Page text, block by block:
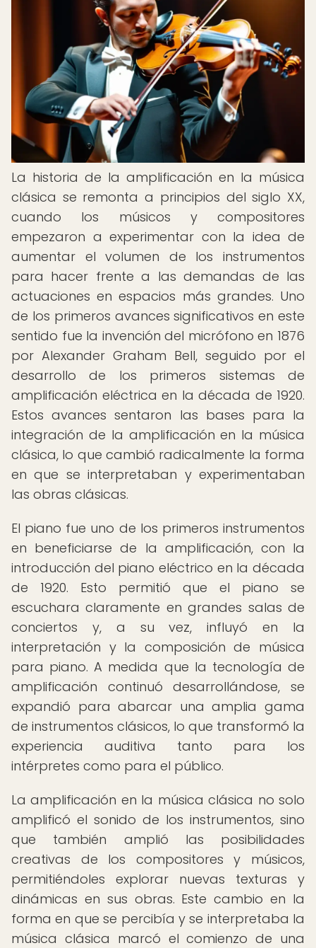
La historia de la amplificación en la música
clásica se remonta a principios del siglo XX,
cuando los músicos y compositores
empezaron a experimentar con la idea de
aumentar el volumen de los instrumentos
para hacer frente a las demandas de las
actuaciones en espacios más grandes. Uno
de los primeros avances significativos en este
sentido fue la invención del micrófono en 1876
por Alexander Graham Bell, seguido por el
desarrollo de los primeros sistemas de
amplificación eléctrica en la década de 1920.
Estos avances sentaron las bases para la
integración de la amplificación en la música
clásica, lo que cambió radicalmente la forma
en que se interpretaban y experimentaban
las obras clásicas.
El piano fue uno de los primeros instrumentos
en beneficiarse de la amplificación, con la
introducción del piano eléctrico en la década
de 1920. Esto permitió que el piano se
escuchara claramente en grandes salas de
conciertos y, a su vez, influyó en la
interpretación y la composición de música
para piano. A medida que la tecnología de
amplificación continuó desarrollándose, se
expandió para abarcar una amplia gama
de instrumentos clásicos, lo que transformó la
experiencia auditiva tanto para los
intérpretes como para el público.
La amplificación en la música clásica no solo
amplificó el sonido de los instrumentos, sino
que también amplió las posibilidades
creativas de los compositores y músicos,
permitiéndoles explorar nuevas texturas y
dinámicas en sus obras. Este cambio en la
forma en que se percibía y se interpretaba la
música clásica marcó el comienzo de una